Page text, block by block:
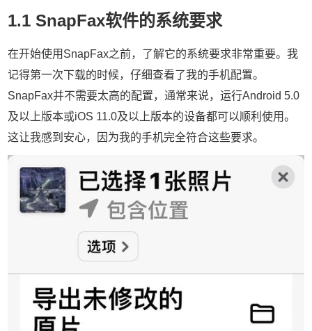
1.1 SnapFax软件的系统要求
在开始使用SnapFax之前，了解它的系统要求非常重要。我
记得第一次下载的时候，仔细查看了我的手机配置。
SnapFax并不需要太高的配置，通常来说，运行Android 5.0
及以上版本或iOS 11.0及以上版本的设备都可以顺利使用。
这让我感到安心，因为我的手机完全符合这些要求。